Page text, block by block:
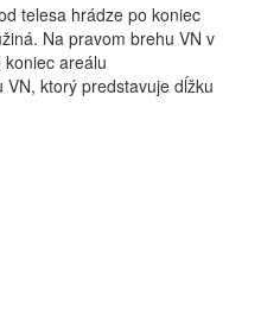
telesa hrádze po koniec
Na pravom brehu VN v
areálu
ktorý predstavuje dĺžku